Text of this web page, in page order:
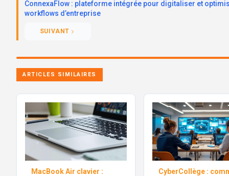
ConnexaFlow : plateforme intégrée pour digitaliser et
workflows d’entreprise
SUIVANT
ARTICLES SIMILAIRES
MacBook Air clavier :
CyberCollège :